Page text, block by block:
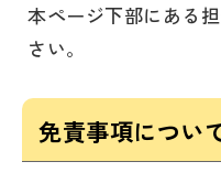
本ページ下部にある
さい。
免責事項につい